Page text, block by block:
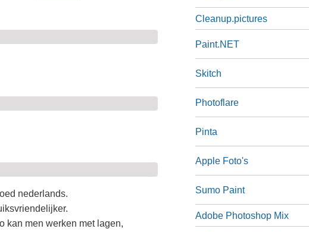
nederlands.
kan men werken met lagen,
Cleanup.pictures
Paint.NET
Skitch
Photoflare
Pinta
Apple Foto's
Sumo Paint
Adobe Photoshop Mix